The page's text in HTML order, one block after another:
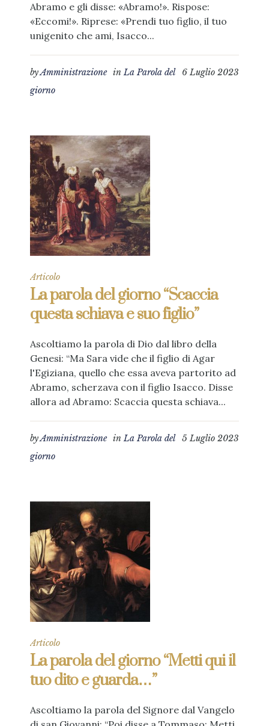
Abramo e gli disse: «Abramo!». Rispose:
«Eccomi!». Riprese: «Prendi tuo figlio, il tuo
unigenito che ami, Isacco...
6 Luglio 2023
byAmministrazione inLa Parola del
giorno
Articolo
La parola del giorno “Scaccia
questa schiava e suo figlio”
Ascoltiamo la parola di Dio dal libro della
Genesi: “Ma Sara vide che il figlio di Agar
l'Egiziana, quello che essa aveva partorito ad
Abramo, scherzava con il figlio Isacco. Disse
allora ad Abramo: Scaccia questa schiava...
5 Luglio 2023
byAmministrazione inLa Parola del
giorno
Articolo
La parola del giorno “Metti qui il
tuo dito e guarda…”
Ascoltiamo la parola del Signore dal Vangelo